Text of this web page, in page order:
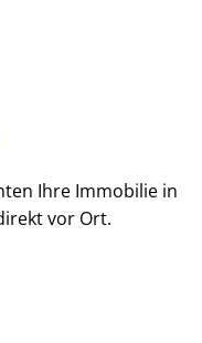
Ihre Immobilie in
vor Ort.